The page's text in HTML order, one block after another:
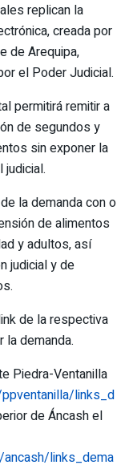
replican la
creada por
de Arequipa,
el Poder Judicial.
permitirá remitir a
de segundos y
sin exponer la
la demanda con o
de alimentos
y adultos, así
judicial y de
de la respectiva
la demanda.
Piedra-Ventanilla
links_d
de Áncash el
links_dema